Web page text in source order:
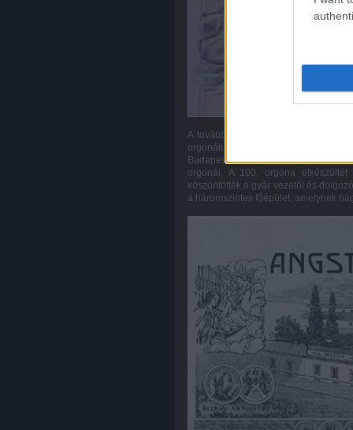
A további fejlődés úgyszólván
orgonák fokozatosan benépesítették
Budapest-Kálvin-téri református
orgonái. A 100. orgona elkészültét
köszöntötték a gyár vezetői és
a háromszintes főépület, amelynek